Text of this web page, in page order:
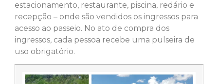
estacionamento, restaurante, piscina, redário e
recepção – onde são vendidos os ingressos para
acesso ao passeio. No ato de compra dos
ingressos, cada pessoa recebe uma pulseira de
uso obrigatório.